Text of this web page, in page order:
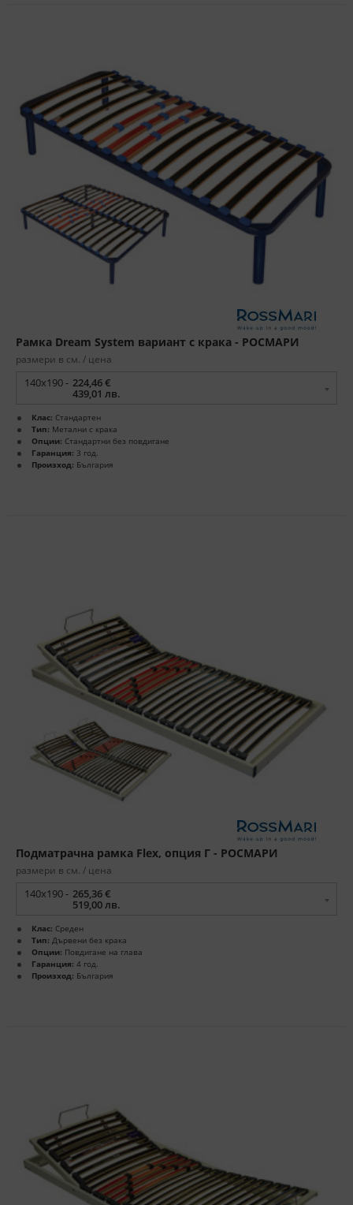
Рамка Dream System вариант с крака - РОСМАРИ
размери в см. / цена
140x190 - 224,46 €
439,01 лв.
Клас: Стандартен
Тип: Метални с крака
Опции: Стандартни без повдигане
Гаранция: 3 год.
Произход: България
Подматрачна рамка Flex, опция Г - РОСМАРИ
размери в см. / цена
140x190 - 265,36 €
519,00 лв.
Клас: Среден
Тип: Дървени без крака
Опции: Повдигане на глава
Гаранция: 4 год.
Произход: България